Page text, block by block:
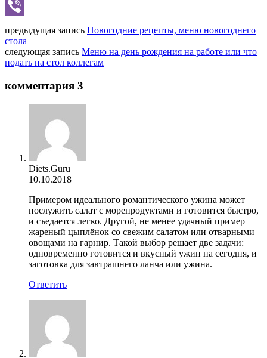
Telegram
предыдущая запись Новогодние рецепты, меню новогоднего
стола
следующая запись Меню на день рождения на работе или что
подать на стол коллегам
комментария 3
Diets.Guru
10.10.2018
Примером идеального романтического ужина может
послужить салат с морепродуктами и готовится быстро,
и съедается легко. Другой, не менее удачный пример
жареный цыплёнок со свежим салатом или отварными
овощами на гарнир. Такой выбор решает две задачи:
одновременно готовится и вкусный ужин на сегодня, и
заготовка для завтрашнего ланча или ужина.
Ответить